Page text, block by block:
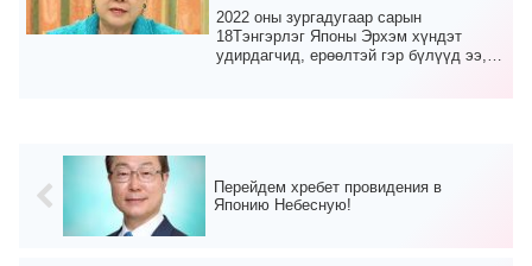
ассамблей 2027 он хүртэлх
алсын хараанд ялалт авчрах
болно
2022 оны зургадугаар сарын
18Тэнгэрлэг Японы Эрхэм хүндэт
удирдагчид, ерөөлтэй гэр бүлүүд ээ,
Перейдем хребет провидения в
Японию Небесную!